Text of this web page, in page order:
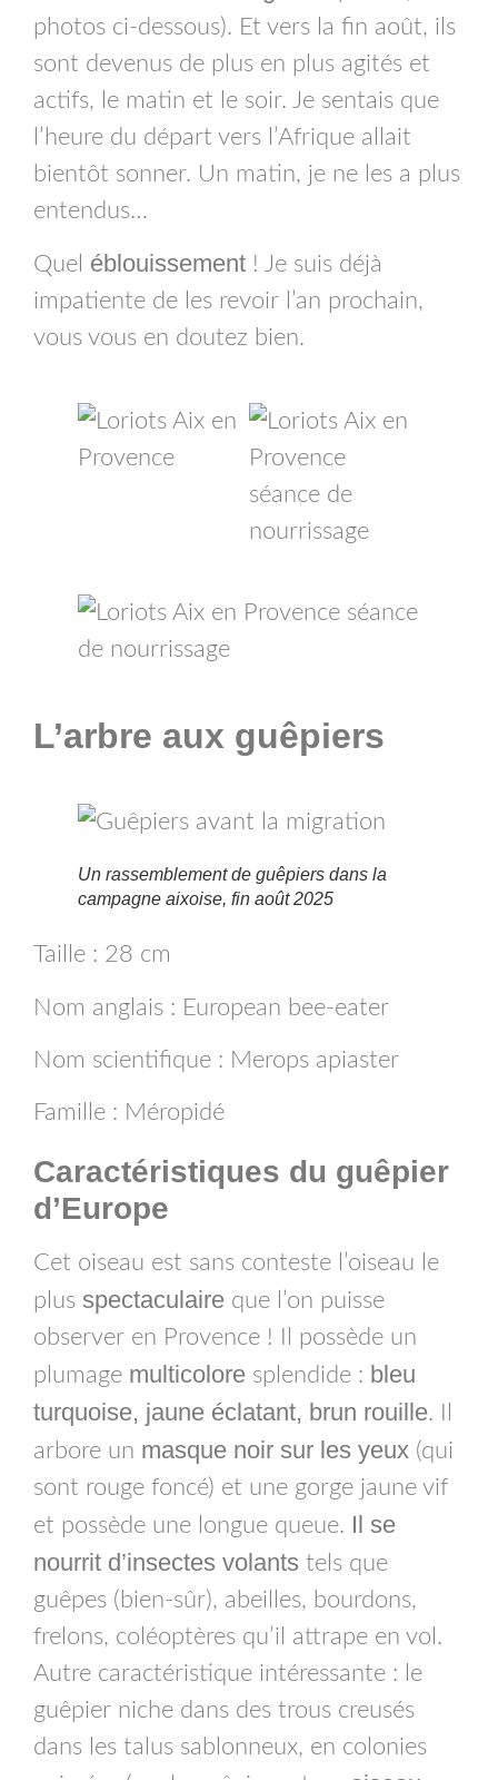
photos ci-dessous). Et vers la fin août, ils
sont devenus de plus en plus agités et
actifs, le matin et le soir. Je sentais que
l’heure du départ vers l’Afrique allait
bientôt sonner. Un matin, je ne les a plus
entendus…
Quel éblouissement ! Je suis déjà
impatiente de les revoir l’an prochain,
vous vous en doutez bien.
L’arbre aux guêpiers
Un rassemblement de guêpiers dans la
campagne aixoise, fin août 2025
Taille : 28 cm
Nom anglais : European bee-eater
Nom scientifique : Merops apiaster
Famille : Méropidé
Caractéristiques du guêpier
d’Europe
Cet oiseau est sans conteste l’oiseau le
plus spectaculaire que l’on puisse
observer en Provence ! Il possède un
plumage multicolore splendide : bleu
turquoise, jaune éclatant, brun rouille. Il
arbore un masque noir sur les yeux (qui
sont rouge foncé) et une gorge jaune vif
et possède une longue queue. Il se
nourrit d’insectes volants tels que
guêpes (bien-sûr), abeilles, bourdons,
frelons, coléoptères qu’il attrape en vol.
Autre caractéristique intéressante : le
guêpier niche dans des trous creusés
dans les talus sablonneux, en colonies